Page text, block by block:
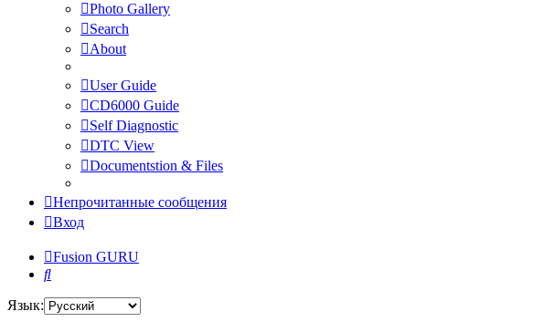
Photo Gallery
Search
About
User Guide
CD6000 Guide
Self Diagnostic
DTC View
Documentstion & Files
Непрочитанные сообщения
Вход
Fusion GURU
Поиск
Язык: